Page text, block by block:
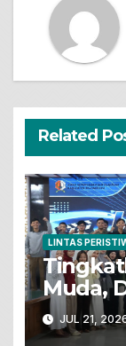
Related
LINTAS
Muda,
Gelar
Video
JUL 21,